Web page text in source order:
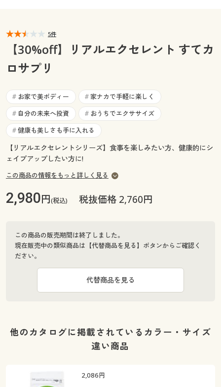
マイページ
閲覧履歴
お気に入り
サポート
ご利用ガイド
よくある質問とお問い合わせ
閲覧履歴
お気に入り
サポート
ご利用ガイド
よくある質問とお問い合わせ
5件
【30%off】リアルエクセレント すてカ
ロサプリ
# お家で美ボディー # 家ナカで手軽に楽しく
# 自分の未来へ投資 # おうちでエクササイズ
# 健康も美しさも手に入れる
【リアルエクセレントシリーズ】食事を楽しみたい方、健康的にシ
ェイプアップしたい方に!
この商品の情報をもっと詳しく見る
2,980円(税込) 税抜価格 2,760円
この商品の販売期間は終了しました。
現在販売中の類似商品は【代替商品を見る】ボタンからご確認く
ださい。
代替商品を見る
他のカタログに掲載されているカラー・サイズ
違い商品
2,086円